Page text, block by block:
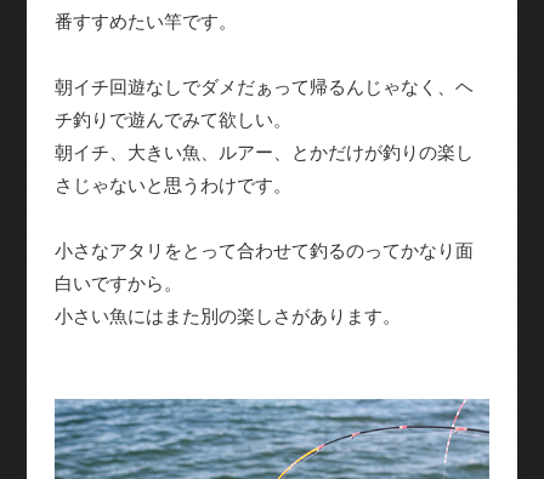
番すすめたい竿です。
朝イチ回遊なしでダメだぁって帰るんじゃなく、ヘ
チ釣りで遊んでみて欲しい。
朝イチ、大きい魚、ルアー、とかだけが釣りの楽し
さじゃないと思うわけです。
小さなアタリをとって合わせて釣るのってかなり面
白いですから。
小さい魚にはまた別の楽しさがあります。